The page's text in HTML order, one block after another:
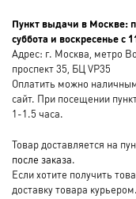
Пункт выдачи в Москве:
суббота и воскресенье с
Адрес: г. Москва, метро
проспект 35, БЦ VP35
Оплатить можно
сайт. При посещении
1-1.5 часа.
Товар доставляется на
после заказа.
Если хотите получить
доставку товара курьером.